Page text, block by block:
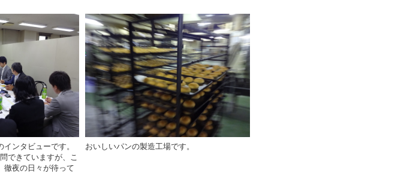
ンタビューです。
できていますが、こ
徹夜の日々が待って
おいしいパンの製造工場です。